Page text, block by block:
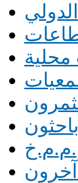
باحثون
م.م.خ.